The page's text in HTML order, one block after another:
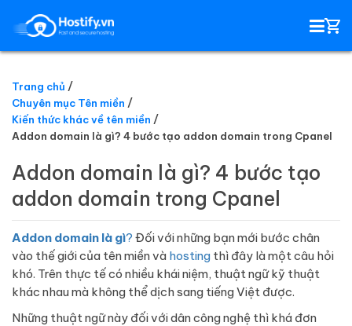
HOSTING
EMAIL SERVER
SSL
Trang chủ
Chuyên mục Tên miền
Kiến thức khác về tên miền
Addon domain là gì? 4 bước tạo addon domain trong Cpanel
Addon domain là gì? 4 bước tạo
addon domain trong Cpanel
Addon domain là gì? Đối với những bạn mới bước chân
vào thế giới của tên miền và hosting thì đây là một câu hỏi
khó. Trên thực tế có nhiều khái niệm, thuật ngữ kỹ thuật
khác nhau mà không thể dịch sang tiếng Việt được.
Những thuật ngữ này đối với dân công nghệ thì khá đơn